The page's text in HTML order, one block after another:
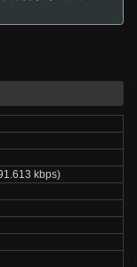
kbps)